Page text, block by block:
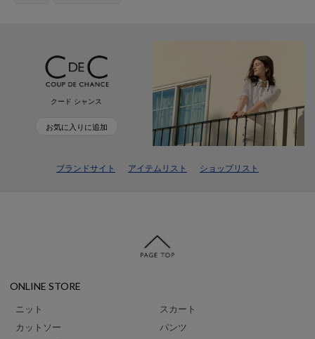
クード シャンス
お気に入りに追加
ブランドサイト アイテムリスト ショップリスト
ONLINE STORE
ニット
カットソー
スカート
パンツ